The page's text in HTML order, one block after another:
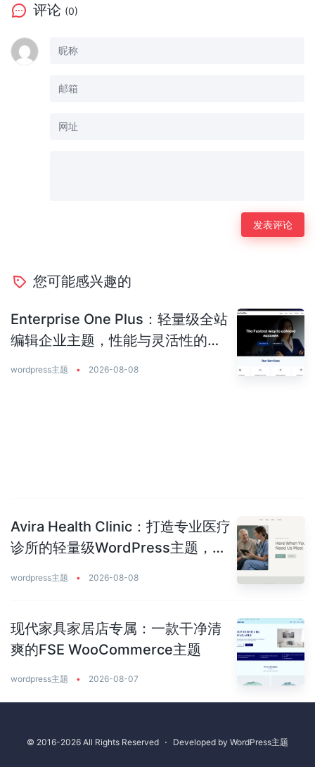
评论 (0)
您可能感兴趣的
Enterprise One Plus：轻量级全站
编辑企业主题，性能与灵活性的完
wordpress主题 • 2026-08-08
Avira Health Clinic：打造专业医疗
诊所的轻量级WordPress主题，让
wordpress主题 • 2026-08-08
现代家具家居店专属：一款干净清
爽的FSE WooCommerce主题
wordpress主题 • 2026-08-07
© 2016-2026 All Rights Reserved ⋅ Developed by WordPress主题